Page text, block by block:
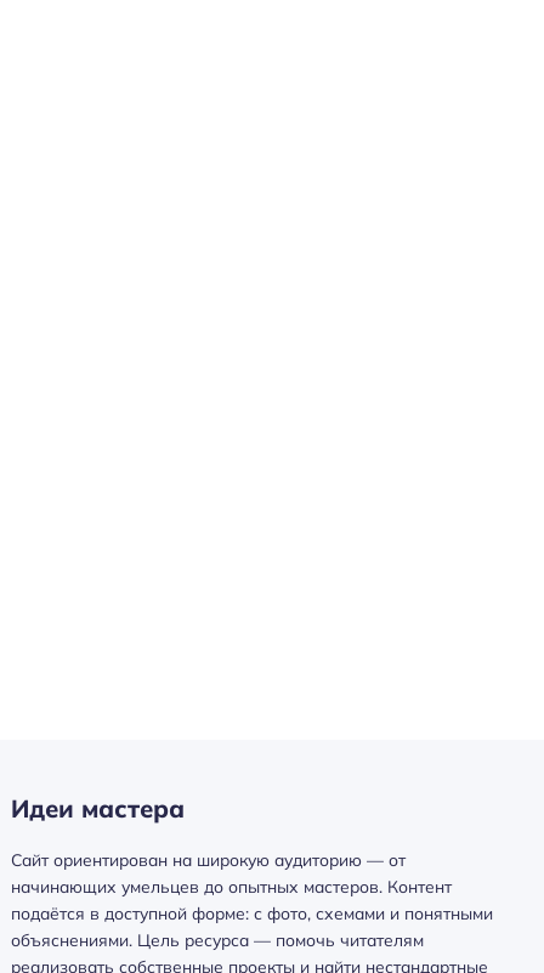
Идеи мастера
Сайт ориентирован на широкую аудиторию — от
начинающих умельцев до опытных мастеров. Контент
подаётся в доступной форме: с фото, схемами и понятными
объяснениями. Цель ресурса — помочь читателям
реализовать собственные проекты и найти нестандартные